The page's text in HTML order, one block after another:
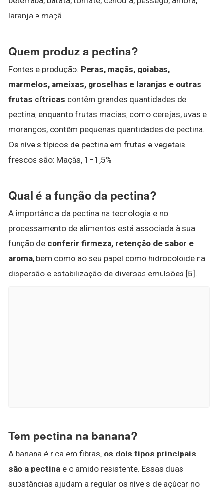
laranja e maçã.
Quem produz a pectina?
Fontes e produção. Peras, maçãs, goiabas,
marmelos, ameixas, groselhas e laranjas e outras
frutas cítricas contêm grandes quantidades de
pectina, enquanto frutas macias, como cerejas, uvas e
morangos, contêm pequenas quantidades de pectina.
Os níveis típicos de pectina em frutas e vegetais
frescos são: Maçãs, 1–1,5%
Qual é a função da pectina?
A importância da pectina na tecnologia e no
processamento de alimentos está associada à sua
função de conferir firmeza, retenção de sabor e
aroma, bem como ao seu papel como hidrocolóide na
dispersão e estabilização de diversas emulsões [5].
Tem pectina na banana?
A banana é rica em fibras, os dois tipos principais
são a pectina e o amido resistente. Essas duas
substâncias ajudam a regular os níveis de açúcar no